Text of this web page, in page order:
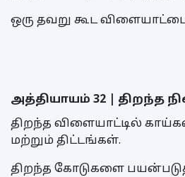
ஒரு தவறு கூட விளையாட்டை
அத்தியாயம் 32 | திறந்த
திறந்த விளையாட்டில்
மற்றும் திட்டங்கள்.
திறந்த கோடுகளை